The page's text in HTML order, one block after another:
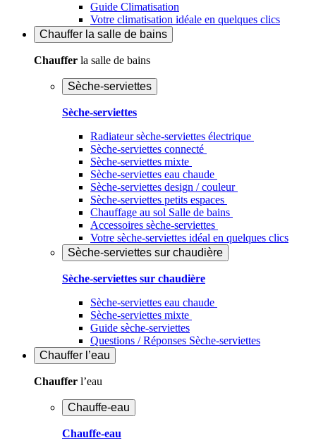
Guide Climatisation
Votre climatisation idéale en quelques clics
Chauffer la salle de bains
Chauffer la salle de bains
Sèche-serviettes
Sèche-serviettes
Radiateur sèche-serviettes électrique
Sèche-serviettes connecté
Sèche-serviettes mixte
Sèche-serviettes eau chaude
Sèche-serviettes design / couleur
Sèche-serviettes petits espaces
Chauffage au sol Salle de bains
Accessoires sèche-serviettes
Votre sèche-serviettes idéal en quelques clics
Sèche-serviettes sur chaudière
Sèche-serviettes sur chaudière
Sèche-serviettes eau chaude
Sèche-serviettes mixte
Guide sèche-serviettes
Questions / Réponses Sèche-serviettes
Chauffer l’eau
Chauffer l’eau
Chauffe-eau
Chauffe-eau